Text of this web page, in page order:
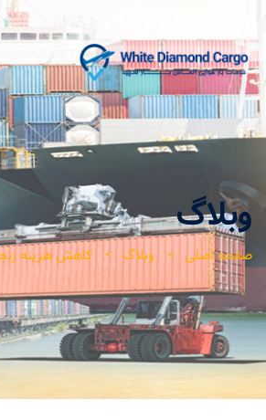
وبلاگ
صفحه اصلی وبلاگ کاهش هزینه